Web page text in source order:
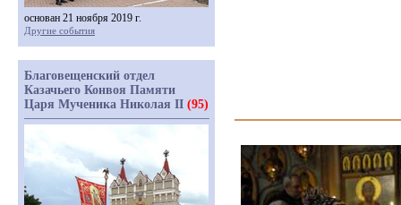
основан 21 ноября 2019 г.
Другие события
Благовещенский отдел
Казачьего Конвоя Памяти
Царя Мученика Николая II (95)